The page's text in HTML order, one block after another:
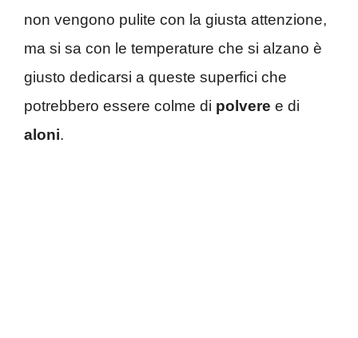
non vengono pulite con la giusta attenzione,
ma si sa con le temperature che si alzano è
giusto dedicarsi a queste superfici che
potrebbero essere colme di polvere e di
aloni.